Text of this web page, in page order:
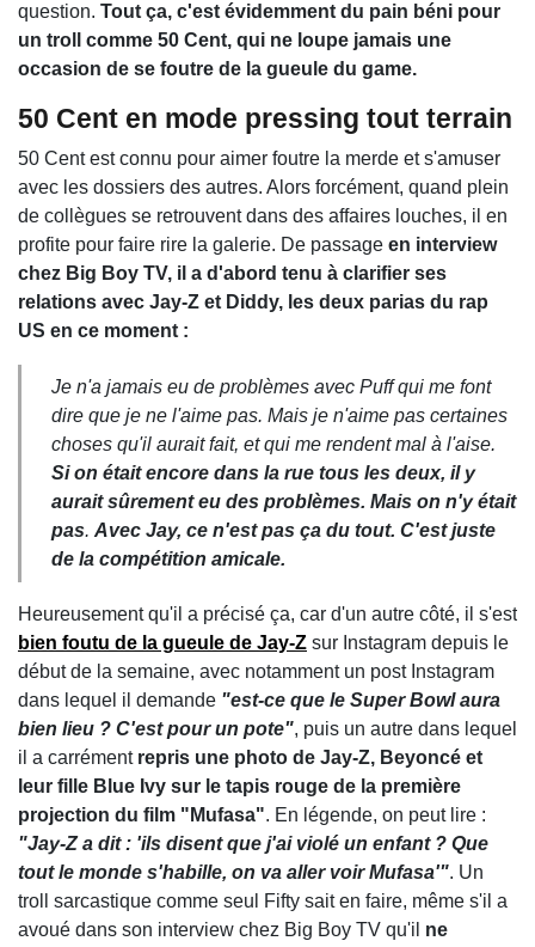
question. Tout ça, c'est évidemment du pain béni pour
un troll comme 50 Cent, qui ne loupe jamais une
occasion de se foutre de la gueule du game.
50 Cent en mode pressing tout terrain
50 Cent est connu pour aimer foutre la merde et s'amuser
avec les dossiers des autres. Alors forcément, quand plein
de collègues se retrouvent dans des affaires louches, il en
profite pour faire rire la galerie. De passage en interview
chez Big Boy TV, il a d'abord tenu à clarifier ses
relations avec Jay-Z et Diddy, les deux parias du rap
US en ce moment :
Je n'a jamais eu de problèmes avec Puff qui me font
dire que je ne l'aime pas. Mais je n'aime pas certaines
choses qu'il aurait fait, et qui me rendent mal à l'aise.
Si on était encore dans la rue tous les deux, il y
aurait sûrement eu des problèmes. Mais on n'y était
pas. Avec Jay, ce n'est pas ça du tout. C'est juste
de la compétition amicale.
Heureusement qu'il a précisé ça, car d'un autre côté, il s'est
bien foutu de la gueule de Jay-Z sur Instagram depuis le
début de la semaine, avec notamment un post Instagram
dans lequel il demande "est-ce que le Super Bowl aura
bien lieu ? C'est pour un pote", puis un autre dans lequel
il a carrément repris une photo de Jay-Z, Beyoncé et
leur fille Blue Ivy sur le tapis rouge de la première
projection du film "Mufasa". En légende, on peut lire :
"Jay-Z a dit : 'ils disent que j'ai violé un enfant ? Que
tout le monde s'habille, on va aller voir Mufasa'". Un
troll sarcastique comme seul Fifty sait en faire, même s'il a
avoué dans son interview chez Big Boy TV qu'il ne